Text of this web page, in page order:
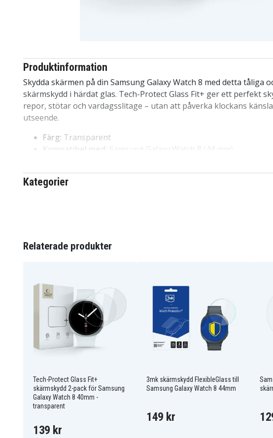
Produktinformation
Skydda skärmen på din Samsung Galaxy Watch 8 med detta tåliga
skärmskydd i härdat glas. Tech-Protect Glass Fit+ ger ett perfekt
repor, stötar och vardagsslitage – utan att påverka klockans
utseende.
Färg: Transparent
Kompatibel med: Samsung Galaxy Watch 8 (44 mm)
Funktioner:Skyddar mot repor och stötar, lätt att applicera
Ytterligare egenskaper:
Lätt att montera utan bubblor
Artnr 197134
5906302331499
Produkttyp Skärmskydd
Färg Transparent
Material
Kategorier
Relaterade produkter
Tech-Protect Glass Fit+
skärmskydd 2-pack för Samsung
Galaxy Watch 8 40mm -
transparent
139 kr
3mk skärmskydd FlexibleGlass till
Samsung Galaxy Watch 8 44mm
149 kr